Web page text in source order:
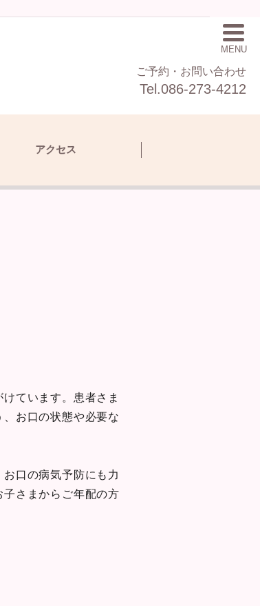
MENU
ご予約・お問い合わせ
Tel.086-273-4212
アクセス
ています。患者さま
お口の状態や必要な
口の病気予防にも力
さまからご年配の方